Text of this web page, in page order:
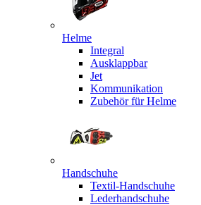
Helme
Integral
Ausklappbar
Jet
Kommunikation
Zubehör für Helme
Handschuhe
Textil-Handschuhe
Lederhandschuhe